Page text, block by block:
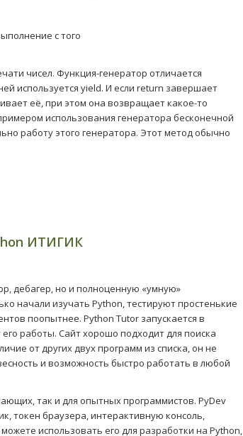
с того
чисел. Функция-генератор отличается
используется yield. И если return завершает
её, при этом она возвращает какое-то
использования генератора бесконечной
работу этого генератора. Этот метод обычно
ИТИГИК
дебагер, но и полноценную «умную»
начали изучать Python, тестируют простенькие
поопытнее. Python Tutor запускается в
работы. Сайт хорошо подходит для поиска
от других двух программ из списка, он не
и возможность быстро работать в любой
так и для опытных программистов. PyDev
токен браузера, интерактивную консоль,
использовать его для разработки на Python,